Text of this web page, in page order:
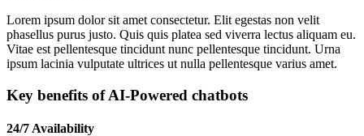
Lorem ipsum dolor sit amet consectetur. Elit egestas non velit
phasellus purus justo. Quis quis platea sed viverra lectus aliquam eu.
Vitae est pellentesque tincidunt nunc pellentesque tincidunt. Urna
ipsum lacinia vulputate ultrices ut nulla pellentesque varius amet.
Key benefits of AI-Powered chatbots
24/7 Availability